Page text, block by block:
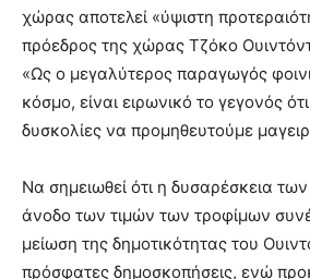
χώρας αποτελεί «ύψιστη
πρόεδρος της χώρας Τζόκο
«Ως ο μεγαλύτερος παραγωγός
κόσμο, είναι ειρωνικό το γεγονός
δυσκολίες να προμηθευτούμε
Να σημειωθεί ότι η δυσαρέσκεια
άνοδο των τιμών των τροφίμων
μείωση της δημοτικότητας του
πρόσφατες δημοσκοπήσεις, ενώ